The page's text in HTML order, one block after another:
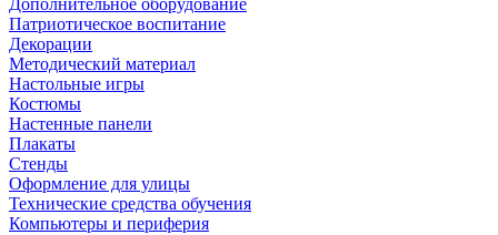
Дополнительное оборудование
Патриотическое воспитание
Декорации
Методический материал
Настольные игры
Костюмы
Настенные панели
Плакаты
Стенды
Оформление для улицы
Технические средства обучения
Компьютеры и периферия